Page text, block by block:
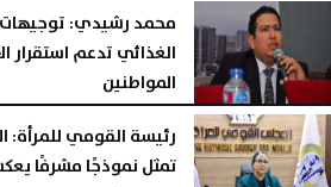
محمد رشيدي: توجيهات
الغذائي تدعم
المواطنين
الثلاثاء، 4 أغسطس 2026
رئيسة القومي للمرأة:
تمثل نموذجًا مشرفًا